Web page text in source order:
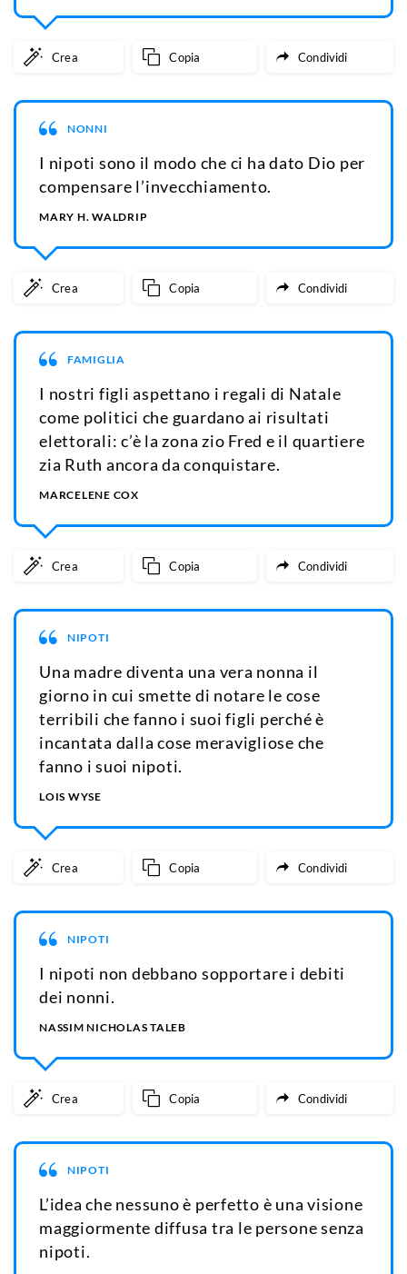
Crea Copia Condividi
NONNI
I nipoti sono il modo che ci ha dato Dio per
compensare l’invecchiamento.
MARY H. WALDRIP
Crea Copia Condividi
FAMIGLIA
I nostri figli aspettano i regali di Natale
come politici che guardano ai risultati
elettorali: c’è la zona zio Fred e il quartiere
zia Ruth ancora da conquistare.
MARCELENE COX
Crea Copia Condividi
NIPOTI
Una madre diventa una vera nonna il
giorno in cui smette di notare le cose
terribili che fanno i suoi figli perché è
incantata dalla cose meravigliose che
fanno i suoi nipoti.
LOIS WYSE
Crea Copia Condividi
NIPOTI
I nipoti non debbano sopportare i debiti
dei nonni.
NASSIM NICHOLAS TALEB
Crea Copia Condividi
NIPOTI
L’idea che nessuno è perfetto è una visione
maggiormente diffusa tra le persone senza
nipoti.